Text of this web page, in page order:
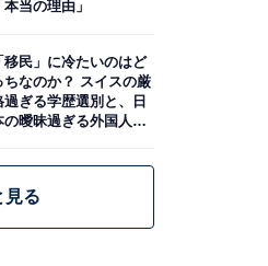
本当の理由」
移民」に冷たいのはど
ちなのか？ スイスの厳
過ぎる学歴選別と、日
の曖昧過ぎる外国人政
見る